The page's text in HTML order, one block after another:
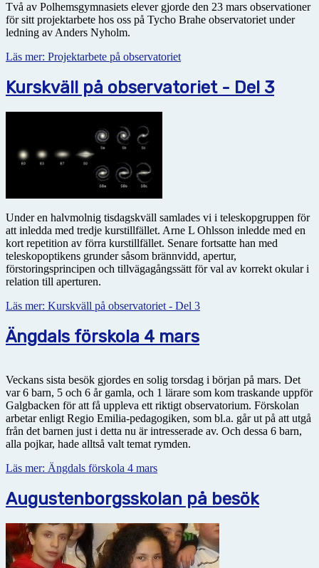
Två av Polhemsgymnasiets elever gjorde den 23 mars observationer
för sitt projektarbete hos oss på Tycho Brahe observatoriet under
ledning av Anders Nyholm.
Läs mer: Projektarbete på observatoriet
Kurskväll på observatoriet - Del 3
Under en halvmolnig tisdagskväll samlades vi i teleskopgruppen för
att inledda med tredje kurstillfället. Arne L Ohlsson inledde med en
kort repetition av förra kurstillfället. Senare fortsatte han med
teleskopoptikens grunder såsom brännvidd, apertur,
förstoringsprincipen och tillvägagångssätt för val av korrekt okular i
relation till aperturen.
Läs mer: Kurskväll på observatoriet - Del 3
Ängdals förskola 4 mars
Veckans sista besök gjordes en solig torsdag i början på mars. Det
var 6 barn, 5 och 6 år gamla, och 1 lärare som kom traskande uppför
Galgbacken för att få uppleva ett riktigt observatorium. Förskolan
arbetar enligt Regio Emilia-pedagogiken, som bl.a. går ut på att utgå
från det barnen just i detta nu är intresserade av. Och dessa 6 barn,
alla pojkar, hade alltså valt temat rymden.
Läs mer: Ängdals förskola 4 mars
Augustenborgsskolan på besök